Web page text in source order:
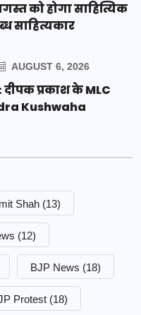
को होगा साहित्यिक
साहित्यकार
AUGUST 6, 2026
प्रकाश के MLC
Kushwaha
Shah (13)
(12)
BJP News (18)
Protest (18)